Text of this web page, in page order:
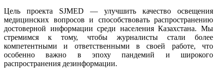
Цель проекта SJMED — улучшить качество освещения
медицинских вопросов и способствовать распространению
достоверной информации среди населения Казахстана. Мы
стремимся к тому, чтобы журналисты стали более
компетентными и ответственными в своей работе, что
особенно важно в эпоху пандемий и широкого
распространения дезинформации.